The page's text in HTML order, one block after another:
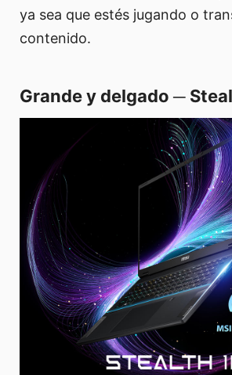
ya sea que estés jugando o
contenido.
Grande y delgado ─